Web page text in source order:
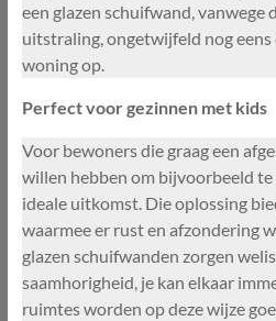
een glazen schuifwand, vanwege
uitstraling, ongetwijfeld nog
woning op.
Perfect voor gezinnen met kids
Voor bewoners die graag een
willen hebben om bijvoorbeeld te
ideale uitkomst. Die oplossing
waarmee er rust en afzondering
glazen schuifwanden zorgen
saamhorigheid, je kan elkaar
ruimtes worden op deze wijze